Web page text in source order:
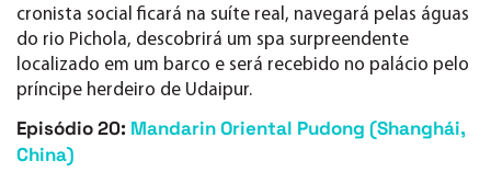
cronista social ficará na suíte real, navegará pelas águas
do rio Pichola, descobrirá um spa surpreendente
localizado em um barco e será recebido no palácio pelo
príncipe herdeiro de Udaipur.
Episódio 20: Mandarin Oriental Pudong (Shanghái,
China)